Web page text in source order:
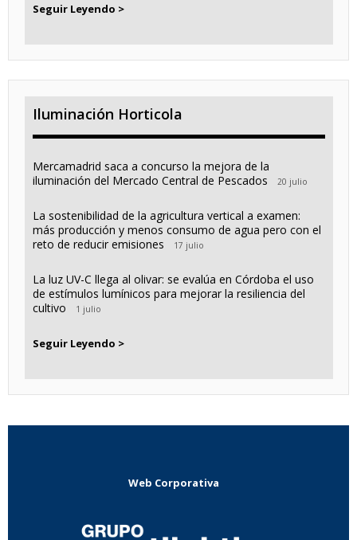
Seguir Leyendo >
Iluminación Horticola
Mercamadrid saca a concurso la mejora de la
iluminación del Mercado Central de Pescados
20 julio
La sostenibilidad de la agricultura vertical a examen:
más producción y menos consumo de agua pero con el
reto de reducir emisiones
17 julio
La luz UV-C llega al olivar: se evalúa en Córdoba el uso
de estímulos lumínicos para mejorar la resiliencia del
cultivo
1 julio
Seguir Leyendo >
Web Corporativa